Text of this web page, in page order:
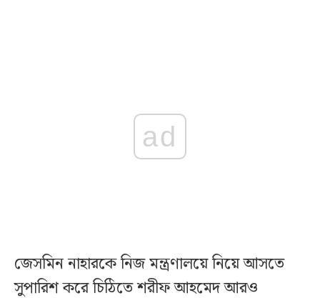
ad
জেসমিন নাহারকে নিজ মন্ত্রণালয়ে নিয়ে আসতে
সুপারিশ করে চিঠিতে শরীফ আহমেদ আরও